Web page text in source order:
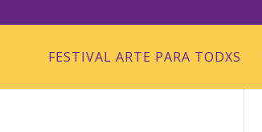
FESTIVAL ARTE PARA TODXS